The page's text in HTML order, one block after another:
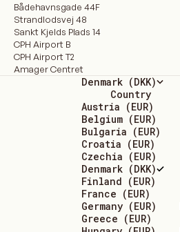
Bådehavnsgade 44F
Strandlodsvej 48
Sankt Kjelds Plads 14
CPH Airport B
CPH Airport T2
Amager Centret
Denmark (DKK)
Country
Austria (EUR)
Belgium (EUR)
Bulgaria (EUR)
Croatia (EUR)
Czechia (EUR)
Denmark (DKK)
Finland (EUR)
France (EUR)
Germany (EUR)
Greece (EUR)